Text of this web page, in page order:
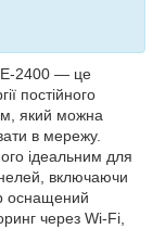
2400 — це
постійного
який можна
в мережу.
ідеальним для
включаючи
оснащений
через Wi-Fi,